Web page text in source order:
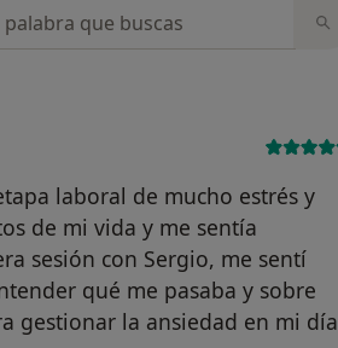
laboral de mucho estrés y
de mi vida y me sentía
sesión con Sergio, me sentí
qué me pasaba y sobre
gestionar la ansiedad en mi día